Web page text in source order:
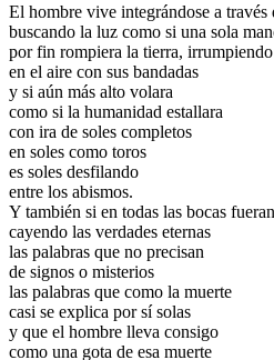
El hombre vive integrándose a través
buscando la luz como si una sola
por fin rompiera la tierra, irrumpiendo
en el aire con sus bandadas
y si aún más alto volara
como si la humanidad estallara
con ira de soles completos
en soles como toros
es soles desfilando
entre los abismos.
Y también si en todas las bocas fueran
cayendo las verdades eternas
las palabras que no precisan
de signos o misterios
las palabras que como la muerte
casi se explica por sí solas
y que el hombre lleva consigo
como una gota de esa muerte